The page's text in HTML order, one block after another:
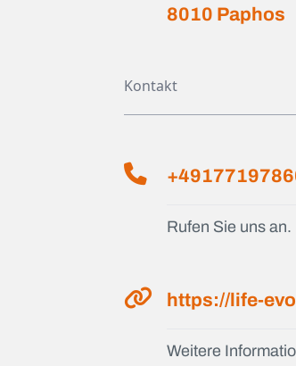
8010 Paphos
Kontakt
Rufen Sie uns an.
https://life-
Weitere